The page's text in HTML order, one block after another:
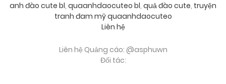
anh đào cute bl, quaanhdaocuteo bl, quả đào cute, truyện
tranh đam mỹ quaanhdaocuteo
Liên hệ
Liên hệ Quảng cáo: @asphuwn
Đối tác: